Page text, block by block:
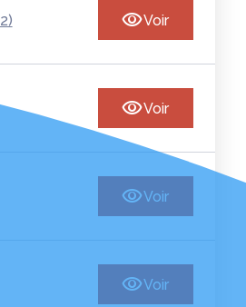
Voir
Voir
Voir
Voir